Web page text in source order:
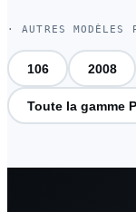
· AUTRES MODÈLES
106 2008
Toute la gamme